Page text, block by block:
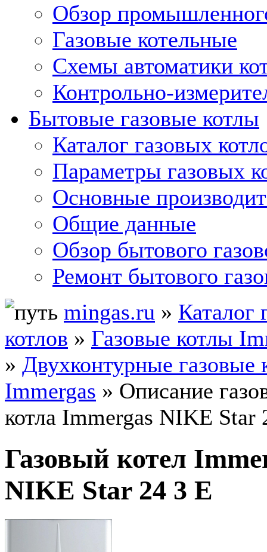
Обзор
Газовые котельные
Схемы автоматики
Контрольно-
Бытовые газовые котлы
Каталог газовых
Параметры газовых
Основные
Общие данные
Обзор бытового
Ремонт бытового
mingas.ru » Каталог
котлов » Газовые котлы
» Двухконтурные газовые
Immergas » Описание
котла Immergas NIKE Star
Газовый котел
NIKE Star 24 3 E